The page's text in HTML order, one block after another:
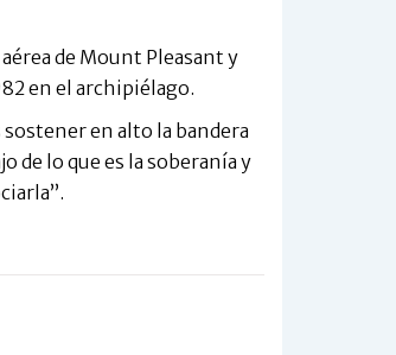
de Mount Pleasant y
en el archipiélago.
en alto la bandera
de lo que es la soberanía y